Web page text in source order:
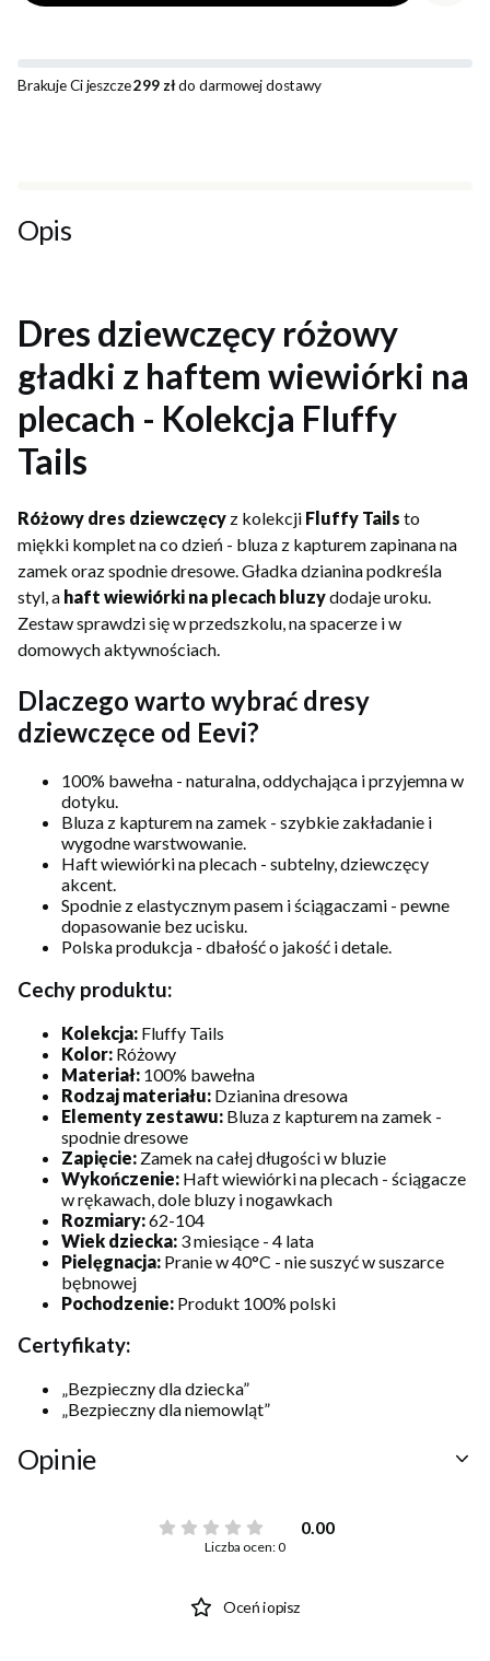
Brakuje Ci jeszcze299 złdo darmowej dostawy
Opis
Dres dziewczęcy różowy
gładki z haftem wiewiórki na
plecach - Kolekcja Fluffy
Tails
Różowy dres dziewczęcy z kolekcji Fluffy Tails to
miękki komplet na co dzień - bluza z kapturem zapinana na
zamek oraz spodnie dresowe. Gładka dzianina podkreśla
styl, a haft wiewiórki na plecach bluzydodaje uroku.
Zestaw sprawdzi się w przedszkolu, na spacerze i w
domowych aktywnościach.
Dlaczego warto wybrać dresy
dziewczęce od Eevi?
100% bawełna - naturalna, oddychająca i przyjemna w
dotyku.
Bluza z kapturem na zamek - szybkie zakładanie i
wygodne warstwowanie.
Haft wiewiórki na plecach - subtelny, dziewczęcy
akcent.
Spodnie z elastycznym pasem i ściągaczami - pewne
dopasowanie bez ucisku.
Polska produkcja - dbałość o jakość i detale.
Cechy produktu:
Kolekcja: Fluffy Tails
Kolor: Różowy
Materiał: 100% bawełna
Rodzaj materiału: Dzianina dresowa
Elementy zestawu: Bluza z kapturem na zamek -
spodnie dresowe
Zapięcie: Zamek na całej długości w bluzie
Wykończenie: Haft wiewiórki na plecach - ściągacze
w rękawach, dole bluzy i nogawkach
Rozmiary:62-104
Wiek dziecka: 3 miesiące - 4 lata
Pielęgnacja: Pranie w 40°C - nie suszyć w suszarce
bębnowej
Pochodzenie: Produkt 100% polski
Certyfikaty:
„Bezpieczny dla dziecka”
„Bezpieczny dla niemowląt”
Opinie
0.00
Liczba ocen: 0
Oceń i opisz